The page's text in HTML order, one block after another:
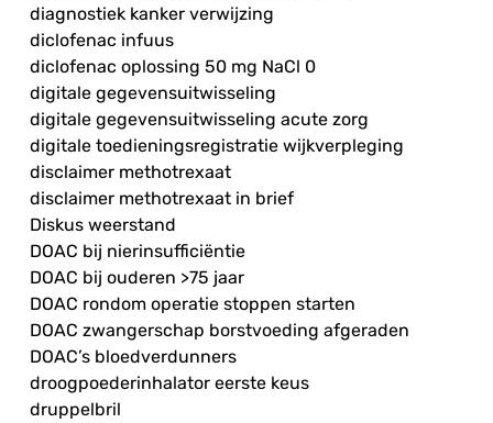
diagnostiek kanker verwijzing
diclofenac infuus
diclofenac oplossing 50 mg NaCl 0
digitale gegevensuitwisseling
digitale gegevensuitwisseling acute zorg
digitale toedieningsregistratie wijkverpleging
disclaimer methotrexaat
disclaimer methotrexaat in brief
Diskus weerstand
DOAC bij nierinsufficiëntie
DOAC bij ouderen >75 jaar
DOAC rondom operatie stoppen starten
DOAC zwangerschap borstvoeding afgeraden
DOAC’s bloedverdunners
droogpoederinhalator eerste keus
druppelbril